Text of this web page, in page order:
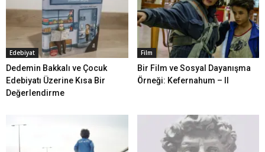
Edebiyat
Dedemin Bakkalı ve Çocuk
Edebiyatı Üzerine Kısa Bir
Değerlendirme
Film
Bir Film ve Sosyal Dayanışma
Örneği: Kefernahum – II